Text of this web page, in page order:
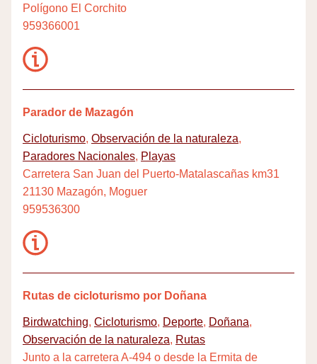
Polígono El Corchito
959366001
Parador de Mazagón
Cicloturismo, Observación de la naturaleza,
Paradores Nacionales, Playas
Carretera San Juan del Puerto-Matalascañas km31
21130 Mazagón, Moguer
959536300
Rutas de cicloturismo por Doñana
Birdwatching, Cicloturismo, Deporte, Doñana,
Observación de la naturaleza, Rutas
Junto a la carretera A-494 o desde la Ermita de